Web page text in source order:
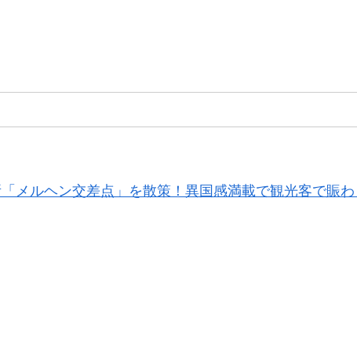
メルヘン交差点」を散策！異国感満載で観光客で賑